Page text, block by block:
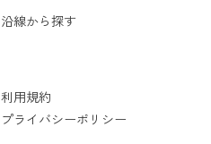
沿線から探す
利用規約
プライバシーポリシー